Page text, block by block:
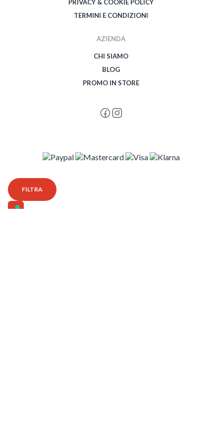
FILTRA
PRIVACY & COOKIE POLICY
TERMINI E CONDIZIONI
AZIENDA
CHI SIAMO
BLOG
PROMO IN STORE
© 2026 Spegetti Visione Superba - Frasimo SRL - P.Iva 02435950999 - Tutti i